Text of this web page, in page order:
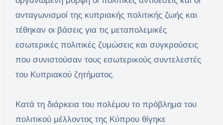
ανταγωνισμοί της κυπριακής πολιτικής ζωής και
τέθηκαν οι βάσεις για τις μεταπολεμικές
εσωτερικές πολιτικές ζυμώσεις και συγκρούσεις
που συνιστούσαν τους εσωτερικούς συντελεστές
του Κυπριακού ζητήματος.
Κατά τη διάρκεια του πολέμου το πρόβλημα του
πολιτικού μέλλοντος της Κύπρου θίγηκε